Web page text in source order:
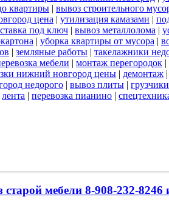
квартиры | вывоз строительного
цена | утилизация камазами |
под ключ | вывоз металлолома |
| уборка квартиры от мусора |
| земляные работы | такелажники
мебели | монтаж перегородок |
нижний новгород цены | демонтаж |
недорого | вывоз плиты |
лента | перевозка пианино |
мебели 8-908-232-8246